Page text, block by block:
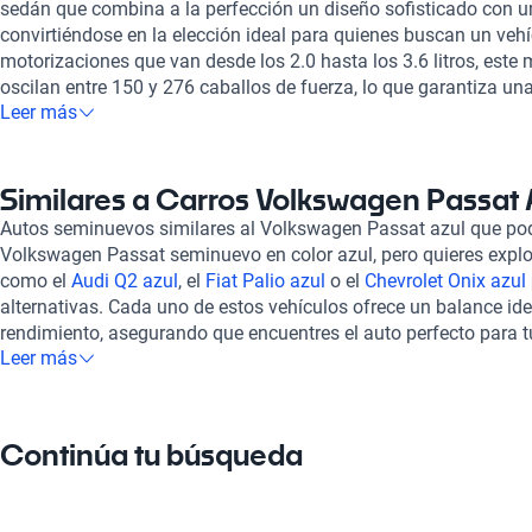
sedán que combina a la perfección un diseño sofisticado con
convirtiéndose en la elección ideal para quienes buscan un
motorizaciones que van desde los 2.0 hasta los 3.6 litros, este
oscilan entre 150 y 276 caballos de fuerza, lo que garantiza
dinámica y placentera. Su impresionante aceleración de 0 a
ocupantes, y materiales de alta calidad como el cuero y la
tecnologías como Apple Carplay y Android Auto asegura que
conectados, mejorando así la experiencia al volante. Si te
Volkswagen, elVolkswagen T-Cross azul
es una excelente
compacto y versátil, mientras que el
Volkswagen Polo azul
Finalmente, el
Volkswagen Tiguan azul
se presenta como la
familias que requieren espacio y comodidad en sus traslados.
directamente con las agencias de autos nuevos, asegurando
Leer más
Similares a Carros Volkswagen Passat
Autos seminuevos similares al Volkswagen Passat azul que
Volkswagen Passat seminuevo en color azul, pero quieres
como el Audi Q2 azul, el Fiat Palio azul o el Chevrolet Onix azul
alternativas. Cada uno de estos vehículos ofrece un balance
rendimiento, asegurando que encuentres el auto perfecto para
estas opciones, ampliarás tus posibilidades mientras
Leer más
Continúa tu búsqueda